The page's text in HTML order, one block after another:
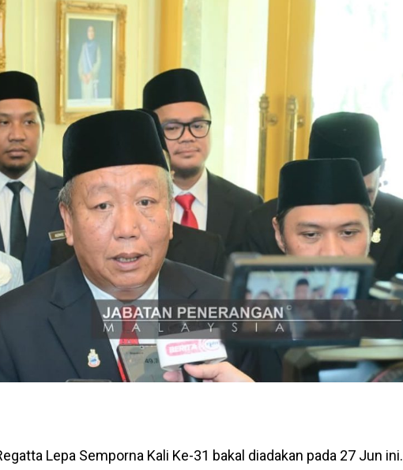
Lepa Semporna Kali Ke-31 bakal diadakan pada 27 Jun ini.